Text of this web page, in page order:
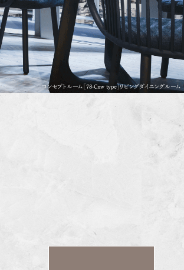
コンセプトルーム［78-Cnw type］リビングダイニングルーム